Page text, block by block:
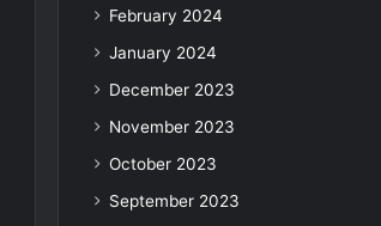
February 2024
January 2024
December 2023
November 2023
October 2023
September 2023